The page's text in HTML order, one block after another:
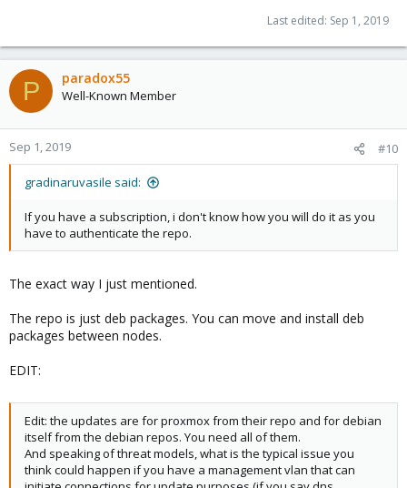
Last edited: Sep 1, 2019
P paradox55
Well-Known Member
Sep 1, 2019 #10
gradinaruvasile said:
If you have a subscription, i don't know how you will do it as you
have to authenticate the repo.
The exact way I just mentioned.
The repo is just deb packages. You can move and install deb
packages between nodes.
EDIT:
Edit: the updates are for proxmox from their repo and for debian
itself from the debian repos. You need all of them.
And speaking of threat models, what is the typical issue you
think could happen if you have a management vlan that can